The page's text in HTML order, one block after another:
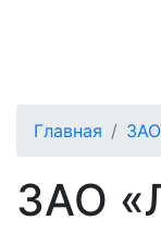
Главная
ЗАО